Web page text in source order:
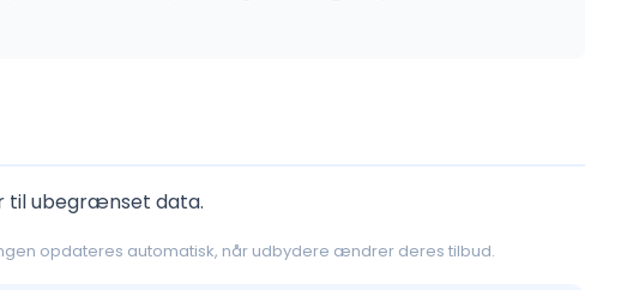
til ubegrænset data.
opdateres automatisk, når udbydere ændrer deres tilbud.